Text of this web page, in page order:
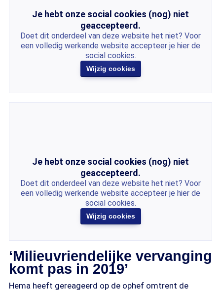
Je hebt onze social cookies (nog) niet
geaccepteerd.
Doet dit onderdeel van deze website het niet? Voor
een volledig werkende website accepteer je hier de
social cookies.
Wijzig cookies
Je hebt onze social cookies (nog) niet
geaccepteerd.
Doet dit onderdeel van deze website het niet? Voor
een volledig werkende website accepteer je hier de
social cookies.
Wijzig cookies
‘Milieuvriendelijke vervanging
komt pas in 2019’
Hema heeft gereageerd op de ophef omtrent de